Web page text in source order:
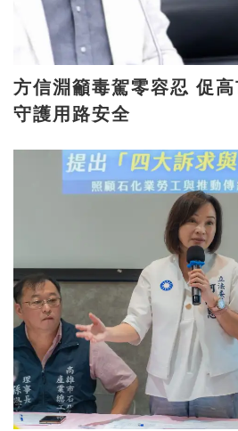
方信淵籲毒駕零容忍 促高市強化防制機制
守護用路安全